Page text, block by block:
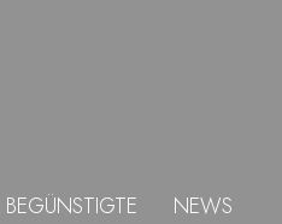
BEGÜNSTIGTE NEWS